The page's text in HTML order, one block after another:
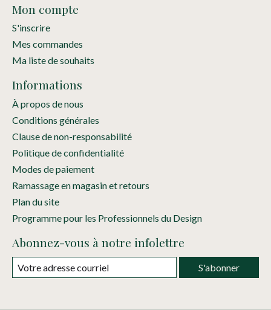
Mon compte
S'inscrire
Mes commandes
Ma liste de souhaits
Informations
À propos de nous
Conditions générales
Clause de non-responsabilité
Politique de confidentialité
Modes de paiement
Ramassage en magasin et retours
Plan du site
Programme pour les Professionnels du Design
Abonnez-vous à notre infolettre
S'abonner